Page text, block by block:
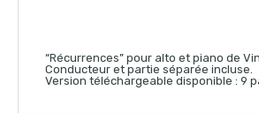
“Récurrences” pour alto et piano de
Conducteur et partie séparée incluse.
Version téléchargeable disponible : 9